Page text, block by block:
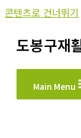
콘텐츠로 건너뛰기
도봉구재
Main Menu